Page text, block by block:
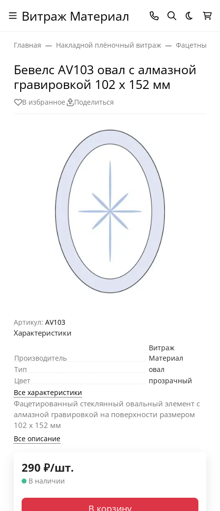
Витраж Материал Темная
Главная Накладной плёночный витраж Фацетные
Бевелс AV103 овал с алмазной
гравировкой 102 х 152 мм
В избранное Поделиться
Артикул: AV103
Характеристики
Производитель
Витраж
Материал
Тип
овал
Цвет
прозрачный
Все характеристики
Фацетированный стеклянный овальный элемент с
алмазной гравировкой на поверхности размером
102 х 152 мм
Все описание
290 ₽/шт.
В наличии